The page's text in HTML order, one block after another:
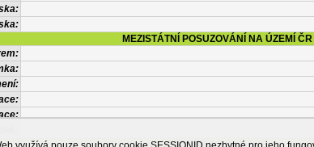
MEZISTÁTNÍ POSUZOVÁNÍ NA ÚZEMÍ ČR
OSTATNÍ INFORMACE